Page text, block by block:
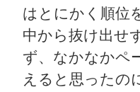
はとにかく順位
中から抜け出せ
ず、なかなかペ
えると思ったの